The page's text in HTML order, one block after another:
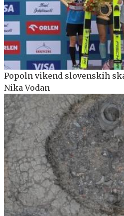
Popoln vikend slovenskih
Nika Vodan